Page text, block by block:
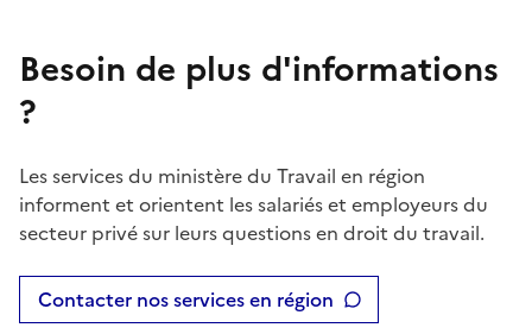
Besoin de plus d'informations
?
Les services du ministère du Travail en région
informent et orientent les salariés et employeurs du
secteur privé sur leurs questions en droit du travail.
Contacter nos services en région